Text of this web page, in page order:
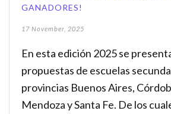
GANADORES!
17 November, 2025
En esta edición 2025 se
propuestas de escuelas
provincias Buenos Aires,
Mendoza y Santa Fe. De los